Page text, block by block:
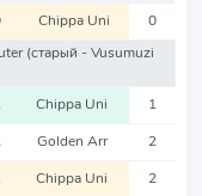
Chippa Uni
0
(старый - Vusumuzi
Chippa Uni 1
Golden Arr 2
Chippa Uni 2